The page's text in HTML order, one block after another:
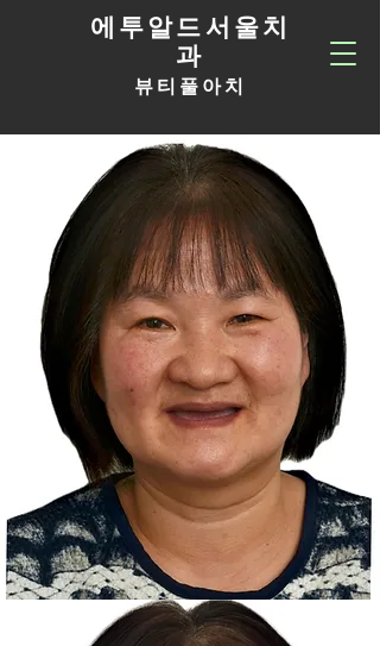
에투알드서울치
과
뷰티풀아치